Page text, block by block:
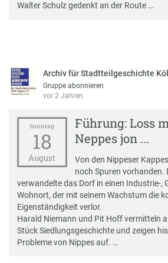
Walter Schulz gedenkt an der Route …
Archiv für Stadtteilgeschichte
Gruppe abonnieren
vor 2 Jahren
Sonntag
18
August
Führung: Loss
Neppes jon ...
Von den Nippeser
noch Spuren
verwandelte das Dorf in einen Industrie-,
Wohnort, der mit seinem Wachstum die
Eigenständigkeit verlor.
Harald Niemann und Pit Hoff vermitteln
Stück Siedlungsgeschichte und zeigen
Probleme von Nippes auf. …